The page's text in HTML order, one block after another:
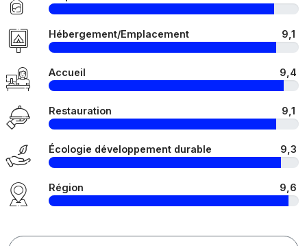
Hébergement/Emplacement 9,1
Accueil 9,4
Restauration 9,1
Écologie développement durable 9,3
Région 9,6